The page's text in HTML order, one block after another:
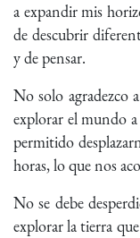
a expandir mis
de descubrir
y de pensar.
No solo agradezco
explorar el mundo
permitido
horas, lo que nos
No se debe
explorar la tierra